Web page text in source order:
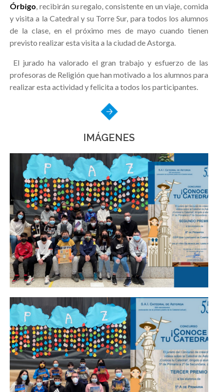
Órbigo, recibirán su regalo, consistente en un viaje, comida
y visita a la Catedral y su Torre Sur, para todos los alumnos
de la clase, en el próximo mes de mayo cuando tienen
previsto realizar esta visita a la ciudad de Astorga.
El jurado ha valorado el gran trabajo y esfuerzo de las
profesoras de Religión que han motivado a los alumnos para
realizar esta actividad y felicita a todos los participantes.
IMÁGENES